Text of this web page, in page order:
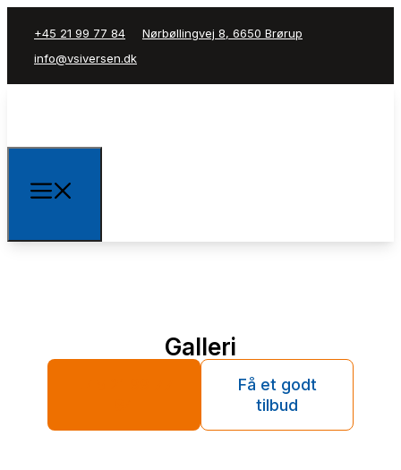
+45 21 99 77 84
Nørbøllingvej 8, 6650 Brørup
info@vsiversen.dk
Galleri
Få et godt
tilbud